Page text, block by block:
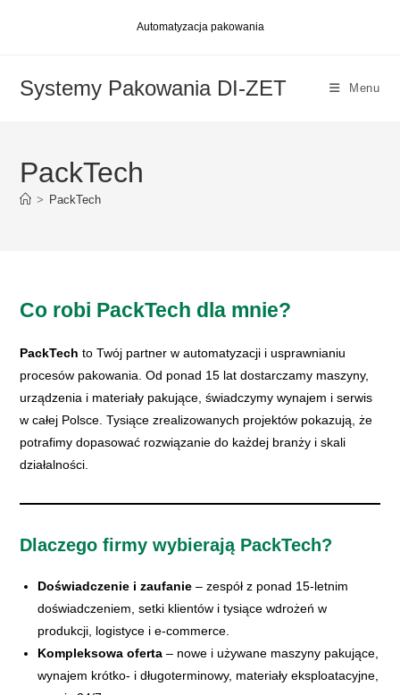
Automatyzacja pakowania
Systemy Pakowania DI-ZET Menu
PackTech
> PackTech
Co robi PackTech dla mnie?
PackTech to Twój partner w automatyzacji i usprawnianiu
procesów pakowania. Od ponad 15 lat dostarczamy maszyny,
urządzenia i materiały pakujące, świadczymy wynajem i serwis
w całej Polsce. Tysiące zrealizowanych projektów pokazują, że
potrafimy dopasować rozwiązanie do każdej branży i skali
działalności.
Dlaczego firmy wybierają PackTech?
Doświadczenie i zaufanie – zespół z ponad 15-letnim
doświadczeniem, setki klientów i tysiące wdrożeń w
produkcji, logistyce i e-commerce.
Kompleksowa oferta – nowe i używane maszyny pakujące,
wynajem krótko- i długoterminowy, materiały eksploatacyjne,